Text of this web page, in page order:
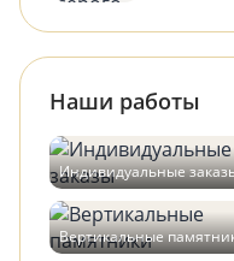
Наши работы
Индивидуальные
Вертикальные